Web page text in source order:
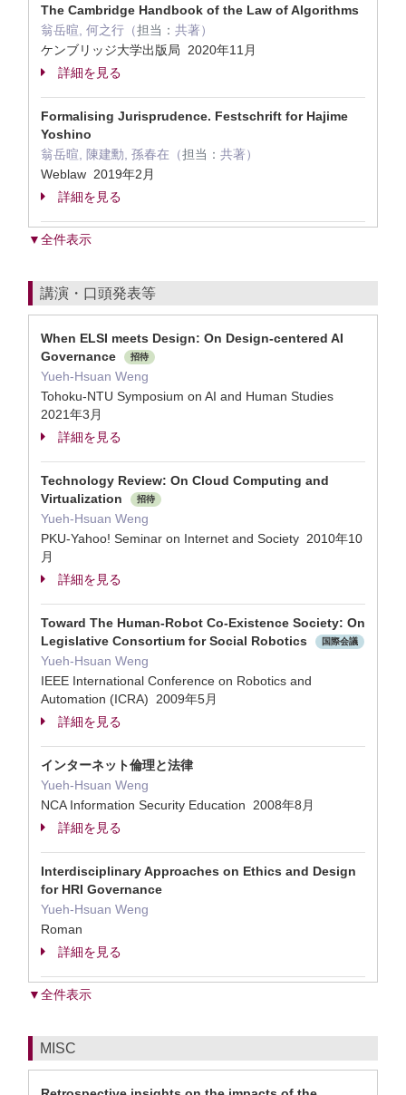
The Cambridge Handbook of the Law of Algorithms
翁岳暄, 何之行（担当： 共著）
ケンブリッジ大学出版局 2020年11月
詳細を見る
Formalising Jurisprudence. Festschrift for Hajime
Yoshino
翁岳暄, 陳建勳, 孫春在（担当： 共著）
Weblaw 2019年2月
詳細を見る
▼全件表示
講演・口頭発表等
When ELSI meets Design: On Design-centered AI
Governance
招待
Yueh-Hsuan Weng
Tohoku-NTU Symposium on AI and Human Studies
2021年3月
詳細を見る
Technology Review: On Cloud Computing and
Virtualization
招待
Yueh-Hsuan Weng
PKU-Yahoo! Seminar on Internet and Society 2010年10
月
詳細を見る
Toward The Human-Robot Co-Existence Society: On
Legislative Consortium for Social Robotics
国際会議
Yueh-Hsuan Weng
IEEE International Conference on Robotics and
Automation (ICRA) 2009年5月
詳細を見る
インターネット倫理と法律
Yueh-Hsuan Weng
NCA Information Security Education 2008年8月
詳細を見る
Interdisciplinary Approaches on Ethics and Design
for HRI Governance
Yueh-Hsuan Weng
Roman
詳細を見る
▼全件表示
MISC